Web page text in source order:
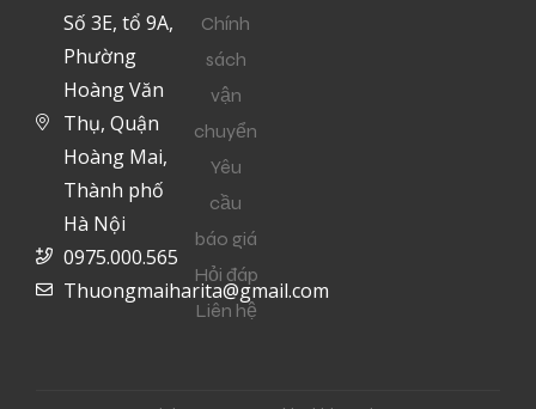
Số 3E, tổ 9A,
Phường
Hoàng Văn
Thụ, Quận
Hoàng Mai,
Thành phố
Hà Nội
0975.000.565
Thuongmaiharita@gmail.com
Chính
sách
vận
chuyển
Yêu
cầu
báo giá
Hỏi đáp
Liên hệ